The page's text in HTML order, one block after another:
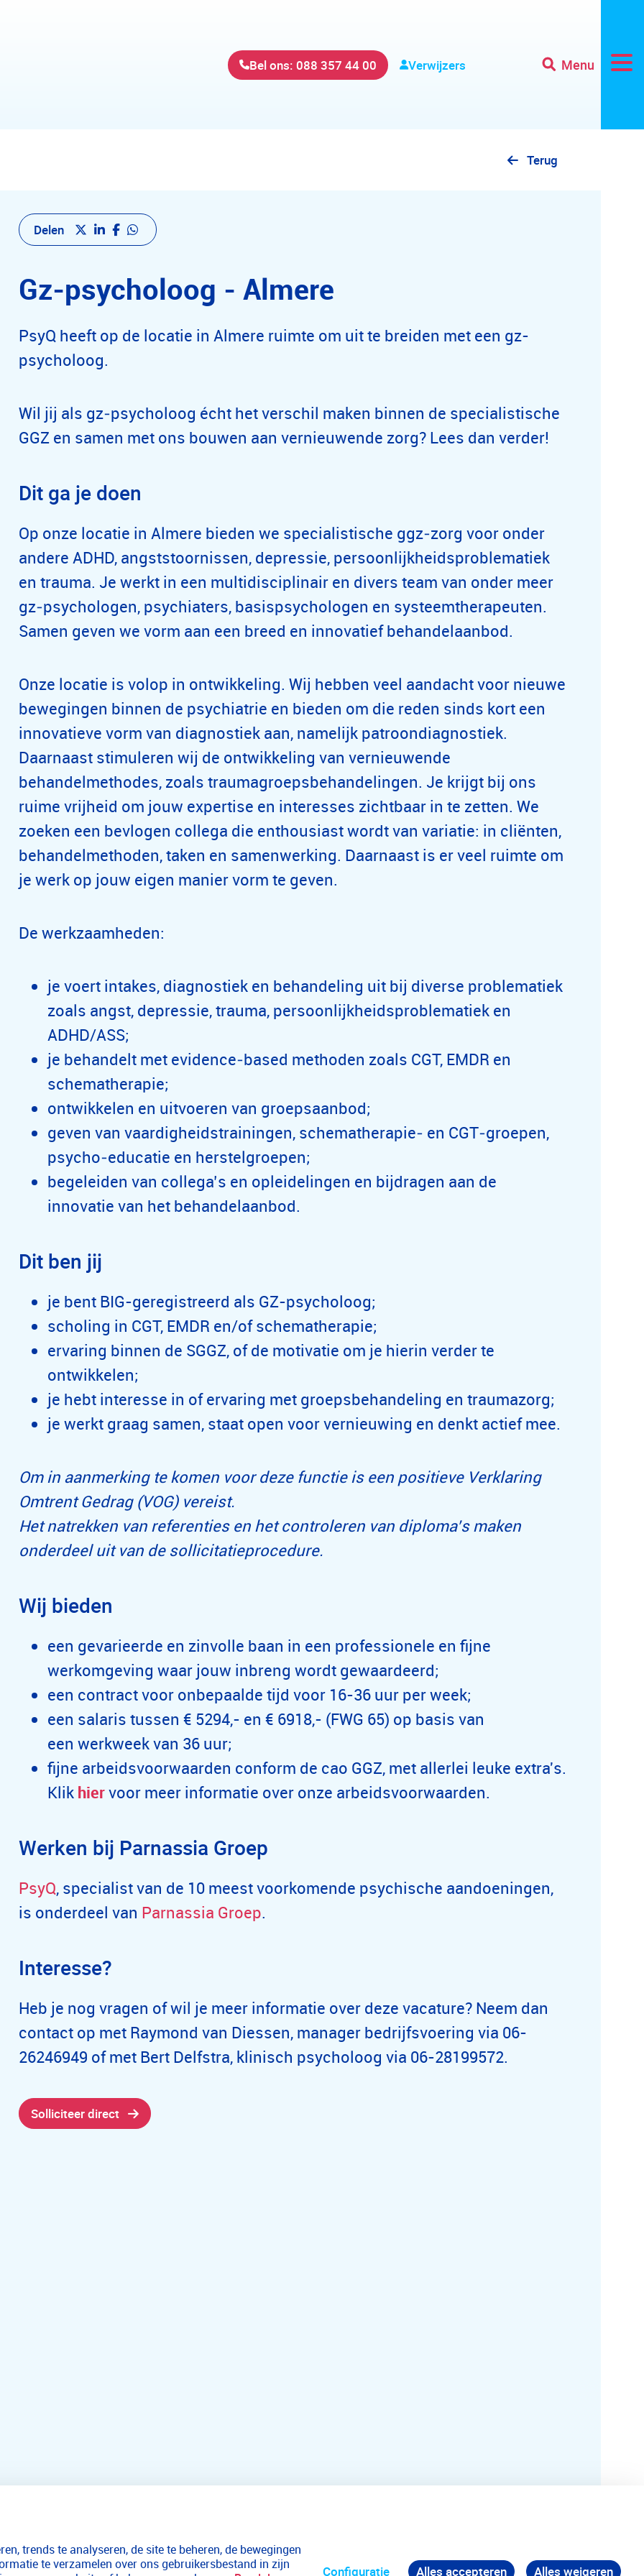
Bel ons: 088 357 44 00 Verwijzers Menu
Terug
Delen
Gz-psycholoog - Almere
PsyQ heeft op de locatie in Almere ruimte om uit te breiden met een gz-
psycholoog.
Wil jij als gz‑psycholoog écht het verschil maken binnen de specialistische
GGZ en samen met ons bouwen aan vernieuwende zorg? Lees dan verder!
Dit ga je doen
Op onze locatie in Almere bieden we specialistische ggz‑zorg voor onder
andere ADHD, angststoornissen, depressie, persoonlijkheidsproblematiek
en trauma. Je werkt in een multidisciplinair en divers team van onder meer
gz‑psychologen, psychiaters, basispsychologen en systeemtherapeuten.
Samen geven we vorm aan een breed en innovatief behandelaanbod.
Onze locatie is volop in ontwikkeling. Wij hebben veel aandacht voor nieuwe
bewegingen binnen de psychiatrie en bieden om die reden sinds kort een
innovatieve vorm van diagnostiek aan, namelijk patroondiagnostiek.
Daarnaast stimuleren wij de ontwikkeling van vernieuwende
behandelmethodes, zoals traumagroepsbehandelingen. Je krijgt bij ons
ruime vrijheid om jouw expertise en interesses zichtbaar in te zetten. We
zoeken een bevlogen collega die enthousiast wordt van variatie: in cliënten,
behandelmethoden, taken en samenwerking. Daarnaast is er veel ruimte om
je werk op jouw eigen manier vorm te geven.
De werkzaamheden:
je voert intakes, diagnostiek en behandeling uit bij diverse problematiek
zoals angst, depressie, trauma, persoonlijkheidsproblematiek en
ADHD/ASS;
je behandelt met evidence‑based methoden zoals CGT, EMDR en
schematherapie;
ontwikkelen en uitvoeren van groepsaanbod;
geven van vaardigheidstrainingen, schematherapie‑ en CGT‑groepen,
psycho‑educatie en herstelgroepen;
begeleiden van collega’s en opleidelingen en bijdragen aan de
innovatie van het behandelaanbod.
Dit ben jij
je bent BIG-geregistreerd als GZ-psycholoog;
scholing in CGT, EMDR en/of schematherapie;
ervaring binnen de SGGZ, of de motivatie om je hierin verder te
ontwikkelen;
je hebt interesse in of ervaring met groepsbehandeling en traumazorg;
je werkt graag samen, staat open voor vernieuwing en denkt actief mee.
Om in aanmerking te komen voor deze functie is een positieve Verklaring
Omtrent Gedrag (VOG) vereist.
Het natrekken van referenties en het controleren van diploma’s maken
onderdeel uit van de sollicitatieprocedure.
Wij bieden
een gevarieerde en zinvolle baan in een professionele en fijne
werkomgeving waar jouw inbreng wordt gewaardeerd;
een contract voor onbepaalde tijd voor 16-36 uur per week;
een salaris tussen € 5294,- en € 6918,- (FWG 65) op basis van
een werkweek van 36 uur;
fijne arbeidsvoorwaarden conform de cao GGZ, met allerlei leuke extra's.
Klik hiervoor meer informatie over onze arbeidsvoorwaarden.
Werken bij Parnassia Groep
PsyQ, specialist van de 10 meest voorkomende psychische aandoeningen,
is onderdeel van Parnassia Groep.
Interesse?
Heb je nog vragen of wil je meer informatie over deze vacature? Neem dan
contact op met Raymond van Diessen, manager bedrijfsvoering via 06-
26246949 of met Bert Delfstra, klinisch psycholoog via 06-28199572.
Solliciteer direct
trends te analyseren, de site te beheren, de bewegingen
te verzamelen over ons gebruikersbestand in zijn
Configuratie Alles accepteren Alles weigeren